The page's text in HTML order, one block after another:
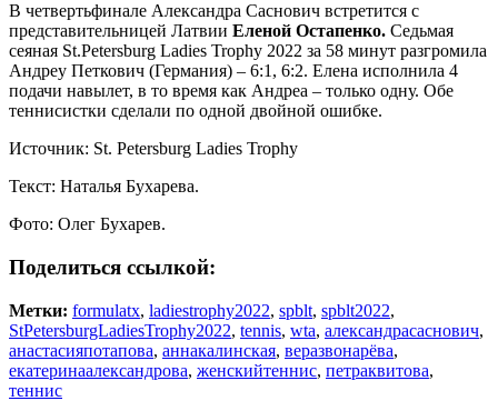
В четвертьфинале Александра Саснович встретится с
представительницей Латвии Еленой Остапенко. Седьмая
сеяная St.Petersburg Ladies Trophy 2022 за 58 минут разгромила
Андреу Петкович (Германия) – 6:1, 6:2. Елена исполнила 4
подачи навылет, в то время как Андреа – только одну. Обе
теннисистки сделали по одной двойной ошибке.
Источник: St. Petersburg Ladies Trophy
Текст: Наталья Бухарева.
Фото: Олег Бухарев.
Поделиться ссылкой:
Метки: formulatx, ladiestrophy2022, spblt, spblt2022,
StPetersburgLadiesTrophy2022, tennis, wta, александрасаснович,
анастасияпотапова, аннакалинская, веразвонарёва,
екатеринаалександрова, женскийтеннис, петраквитова,
теннис